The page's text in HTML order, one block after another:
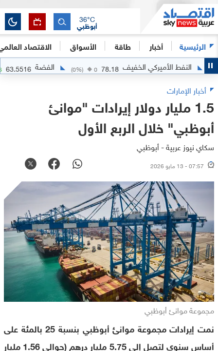
الرئيسية أخبار طاقة الأسواق الاقتصاد
أبوظبي
36°C
الأميركي الخفيف 78.18
0
0%) الفضة 63.5516
+2.0716
أخبار الإمارات
1.5 مليار دولار إيرادات "موانئ
أبوظبي" خلال الربع الأول
سكاي نيوز عربية - أبوظبي
07:57 - 13 مايو 2026
مجموعة موانئ أبوظبي
نمت إيرادات مجموعة موانئ أبوظبي بنسبة 25 بالمئة على
أساس سنوي لتصل إلى 5.75 مليار درهم (حوالي 1.56 مليار